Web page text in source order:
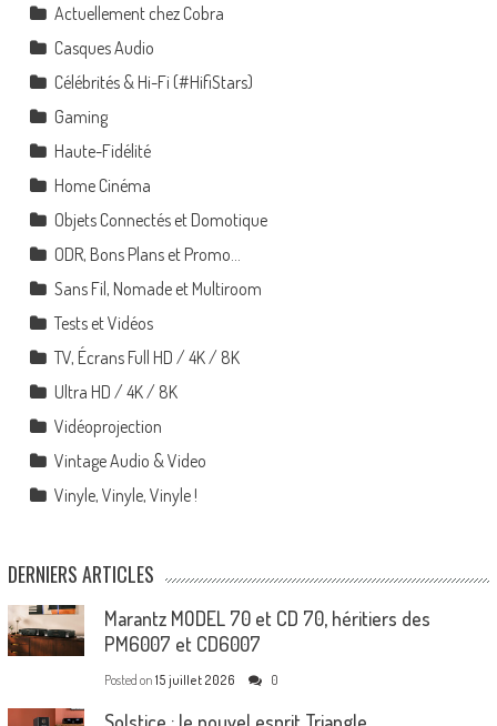
Actuellement chez Cobra
Casques Audio
Célébrités & Hi-Fi (#HifiStars)
Gaming
Haute-Fidélité
Home Cinéma
Objets Connectés et Domotique
ODR, Bons Plans et Promo…
Sans Fil, Nomade et Multiroom
Tests et Vidéos
TV, Écrans Full HD / 4K / 8K
Ultra HD / 4K / 8K
Vidéoprojection
Vintage Audio & Video
Vinyle, Vinyle, Vinyle !
DERNIERS ARTICLES
Marantz MODEL 70 et CD 70, héritiers des
PM6007 et CD6007
Posted on 15 juillet 2026 0